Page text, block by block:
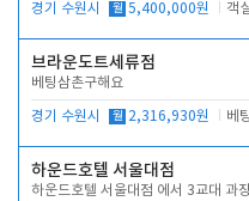
경기 수원시 월 5,400,000원 객
브라운도트세류점
베팅삼촌구해요
경기 수원시 월 2,316,930원 베
하운드호텔 서울대점
하운드호텔 서울대점 에서 3교대 과